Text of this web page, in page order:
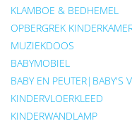
KLAMBOE & BEDHEMEL
OPBERGREK
MUZIEKDOOS
BABYMOBIEL
BABY EN PEUTER|BABY'S
KINDERVLOERKLEED
KINDERWANDLAMP